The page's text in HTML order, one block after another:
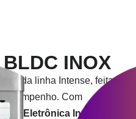
INOX
da linha Intense, feita
Com
Eletrônica Intense